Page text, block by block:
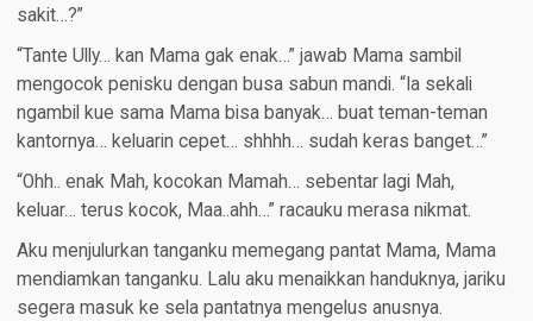
sakit…?”
“Tante Ully… kan Mama gak enak…” jawab Mama sambil
mengocok penisku dengan busa sabun mandi. “Ia sekali
ngambil kue sama Mama bisa banyak… buat teman-teman
kantornya… keluarin cepet… shhhh… sudah keras banget…”
“Ohh.. enak Mah, kocokan Mamah… sebentar lagi Mah,
keluar… terus kocok, Maa..ahh…” racauku merasa nikmat.
Aku menjulurkan tanganku memegang pantat Mama, Mama
mendiamkan tanganku. Lalu aku menaikkan handuknya, jariku
segera masuk ke sela pantatnya mengelus anusnya.